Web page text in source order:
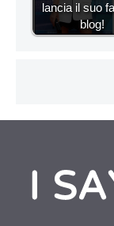
lancia il suo
blog!